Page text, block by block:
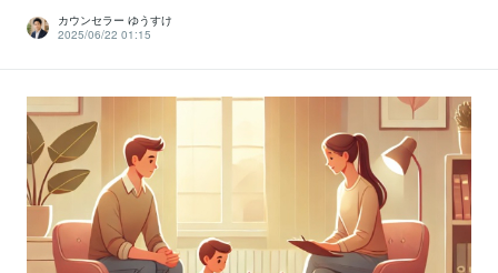
カウンセラー ゆうすけ
2025/06/22 01:15